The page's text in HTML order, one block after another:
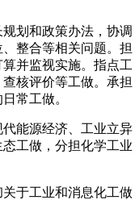
划和政策办法，协调
整合等相关问题。担
并监视实施。指点工
核评价等工做。承担
常工做。
能源经济、工业立异
工做，分担化学工业
于工业和消息化工做